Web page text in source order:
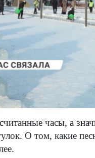
часы, а
О том, какие